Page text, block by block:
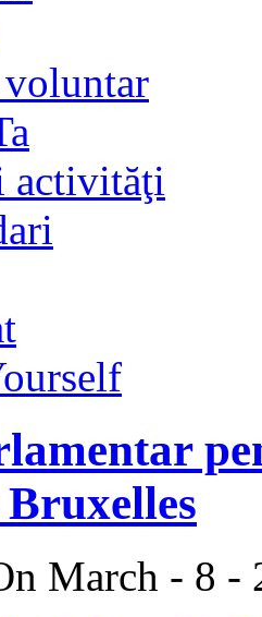
activităţi
March - 8 -